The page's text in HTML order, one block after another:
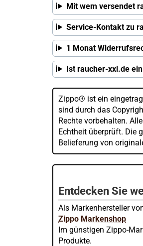
Mit wem versendet
Service-Kontakt zu
1 Monat
Ist raucher-xxl.de
Zippo® ist ein
sind durch das
Rechte vorbehalten.
Echtheit überprüft. Die
Belieferung von
Entdecken Sie
Als Markenhersteller
Zippo Markenshop
Im günstigen Zippo-
Produkte.